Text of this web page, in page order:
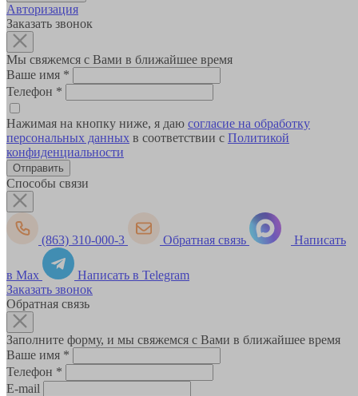
Авторизация
Заказать звонок
Мы свяжемся с Вами в ближайшее время
Ваше имя *
Телефон *
Нажимая на кнопку ниже, я даю согласие на обработку
персональных данных в соответствии с Политикой
конфиденциальности
Способы связи
(863) 310-000-3 Обратная связь Написать
в Max
Написать в Telegram
Заказать звонок
Обратная связь
Заполните форму, и мы свяжемся с Вами в ближайшее время
Ваше имя *
Телефон *
E-mail